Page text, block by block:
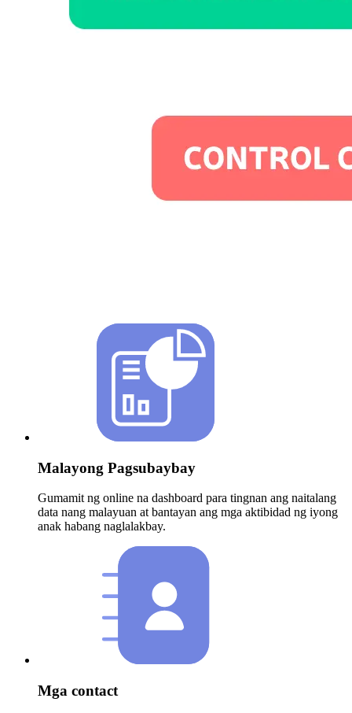
Malayong Pagsubaybay
Gumamit ng online na dashboard para tingnan ang naitalang
data nang malayuan at bantayan ang mga aktibidad ng iyong
anak habang naglalakbay.
Mga contact